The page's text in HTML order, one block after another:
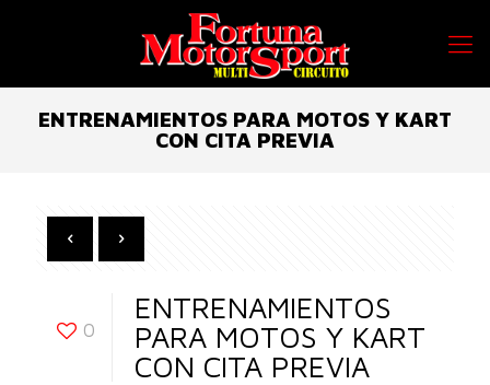
ENTRENAMIENTOS PARA MOTOS Y KART
CON CITA PREVIA
0
ENTRENAMIENTOS
PARA MOTOS Y KART
CON CITA PREVIA